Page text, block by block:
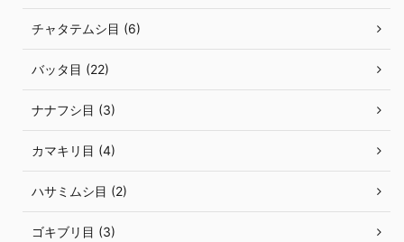
チャタテムシ目 (6)
バッタ目 (22)
ナナフシ目 (3)
カマキリ目 (4)
ハサミムシ目 (2)
ゴキブリ目 (3)